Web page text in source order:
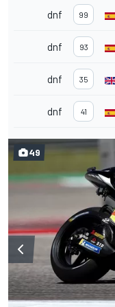
dnf 99
dnf 93
dnf 35
dnf 41
49